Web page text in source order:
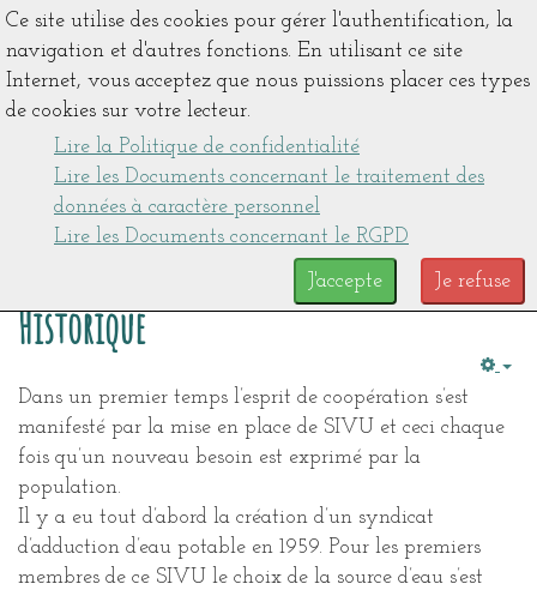
Historique
Dans un premier temps l’esprit de coopération s’est
manifesté par la mise en place de SIVU et ceci chaque
fois qu’un nouveau besoin est exprimé par la
population.
Il y a eu tout d’abord la création d’un syndicat
d’adduction d’eau potable en 1959. Pour les premiers
membres de ce SIVU le choix de la source d’eau s’est
Ce site utilise des cookies pour gérer l'authentification, la
navigation et d'autres fonctions. En utilisant ce site
Internet, vous acceptez que nous puissions placer ces types
de cookies sur votre lecteur.
Lire la Politique de confidentialité
Lire les Documents concernant le traitement des
données à caractère personnel
Lire les Documents concernant le RGPD
Je refuse
J'accepte